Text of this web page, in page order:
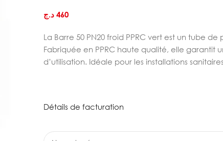
460 د.ج
La Barre 50 PN20 froid PPRC vert est un tube
Fabriquée en PPRC haute qualité, elle garantit
d’utilisation. Idéale pour les installations
Détails de facturation